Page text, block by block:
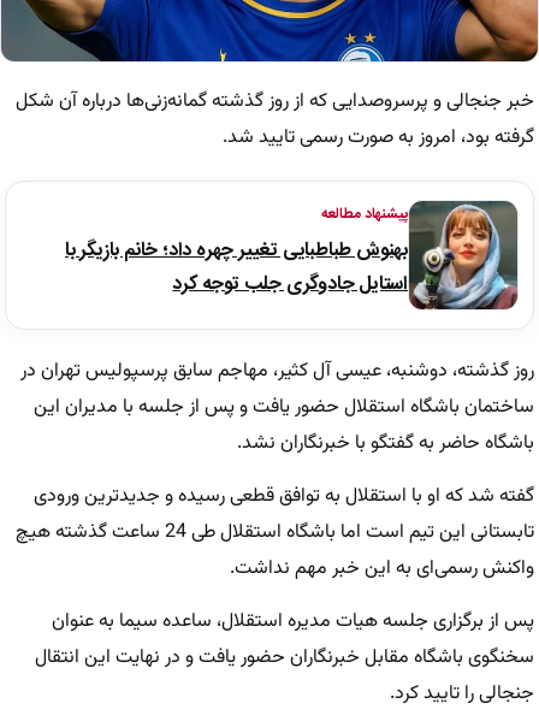
خبر جنجالی و پرسروصدایی که از روز گذشته گمانه‌زنی‌‌ها درباره آن شکل
گرفته بود، امروز به صورت رسمی تایید شد.
پیشنهاد مطالعه
بهنوش طباطبایی تغییر چهره داد؛ خانم بازیگر با
استایل جادوگری جلب توجه کرد
روز گذشته، دوشنبه، عیسی آل کثیر، مهاجم سابق پرسپولیس تهران در
ساختمان باشگاه استقلال حضور یافت و پس از جلسه با مدیران این
باشگاه حاضر به گفتگو با خبرنگاران نشد.
گفته شد که او با استقلال به توافق قطعی رسیده و جدیدترین ورودی
تابستانی این تیم است اما باشگاه استقلال طی 24 ساعت گذشته هیچ
واکنش رسمی‌ای به این خبر مهم نداشت.
پس از برگزاری جلسه هیات مدیره استقلال، ساعده سیما به عنوان
سخنگوی باشگاه مقابل خبرنگاران حضور یافت و در نهایت این انتقال
جنجالی را تایید کرد.